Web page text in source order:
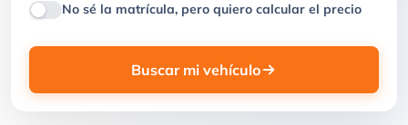
No sé la matrícula, pero quiero calcular el precio
Buscar mi vehículo